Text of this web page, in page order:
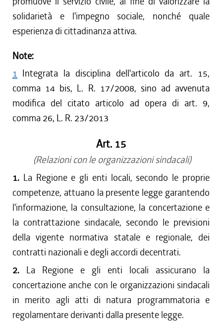
solidarietà e l'impegno sociale, nonché quale
esperienza di cittadinanza attiva.
Note:
1 Integrata la disciplina dell'articolo da art. 15,
comma 14 bis, L. R. 17/2008, sino ad avvenuta
modifica del citato articolo ad opera di art. 9,
comma 26, L. R. 23/2013
Art. 15
(Relazioni con le organizzazioni sindacali)
1. La Regione e gli enti locali, secondo le proprie
competenze, attuano la presente legge garantendo
l'informazione, la consultazione, la concertazione e
la contrattazione sindacale, secondo le previsioni
della vigente normativa statale e regionale, dei
contratti nazionali e degli accordi decentrati.
2. La Regione e gli enti locali assicurano la
concertazione anche con le organizzazioni sindacali
in merito agli atti di natura programmatoria e
regolamentare derivanti dalla presente legge.